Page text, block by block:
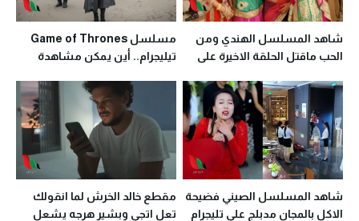
شاهد المسلسل الهندي ومن
الحب ماقتل الحلقة الاخيرة على
مسلسل Game of Thrones
تيليجرام.. أين يمكن مشاهدة
شاهد المسلسل الصيني فضيحة
الاكل بالمجان مدبلج على تليجرام
مقطع خالد الخرش لما انقولك
تعل اتجي وبشير هرجه يشعل